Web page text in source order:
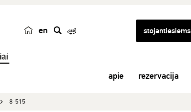
en stojantiesiems
apie rezervacija
8-515